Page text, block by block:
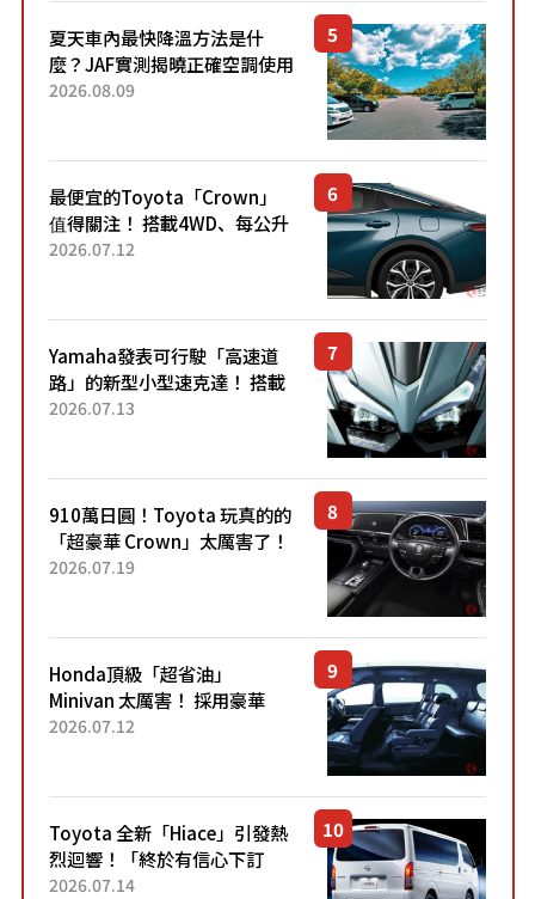
夏天車內最快降溫方法是什
麼？JAF實測揭曉正確空調使用
方式
2026.08.09
最便宜的Toyota「Crown」
值得關注！ 搭載4WD、每公升
22.4公里低油耗表現超亮眼！
2026.07.12
Yamaha發表可行駛「高速道
路」的新型小型速克達！ 搭載
能享受超強勁「渦輪感」的動
2026.07.13
910萬日圓！Toyota 玩真的的
「超豪華 Crown」太厲害了！
採用由「匠人技藝」打造的
2026.07.19
Honda頂級「超省油」
Minivan 太厲害！ 採用豪華
「真皮座椅」與專屬「黑色內
「三...
2026.07.12
Toyota 全新「Hiace」引發熱
烈迴響！「終於有信心下訂
了！」「哪個等級交車最
2026.07.14